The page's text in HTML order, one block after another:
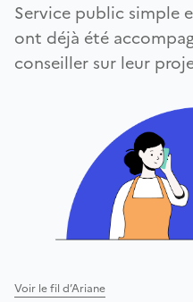
Service public simple
ont déjà été
conseiller sur leur
Voir le fil d’Ariane